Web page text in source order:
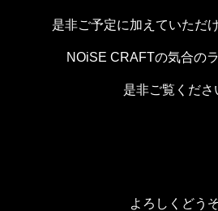
是非ご予定に加えていただ
NOiSE CRAFTの気合の
是非ご覧くださ
よろしくどうぞ